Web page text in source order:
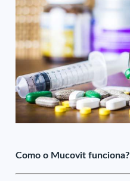
Como o Mucovit funciona?